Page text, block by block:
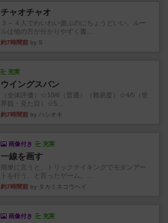
チャオチャオ
３～４人でわいわい遊ぶのにちょうどいい。ルー
ルは他の方が分かりやすく書...
約7時間前 by S
充実
ウイングスパン
（全体評価）☆10/6（普通）（難易度）☆4/5（世
界観・見た目）☆5...
約7時間前 by ハシオキ
画像付き 充実
一線を画す
簡単に言うと、トリックテイキングでモダンアー
トを行う、と言ったゲーム。...
約7時間前 by タカミネコウヘイ
画像付き 充実